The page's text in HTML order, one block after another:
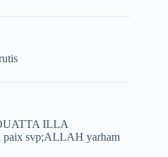
ILLA
svp;ALLAH yarham